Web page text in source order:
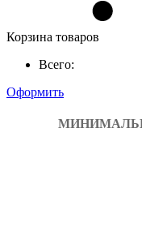
Корзина товаров
Всего:
Оформить